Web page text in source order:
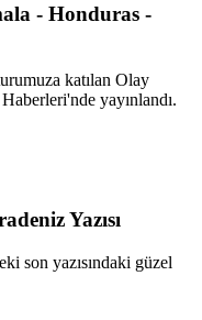
- Honduras -
katılan Olay
yayınlandı.
Yazısı
son yazısındaki güzel